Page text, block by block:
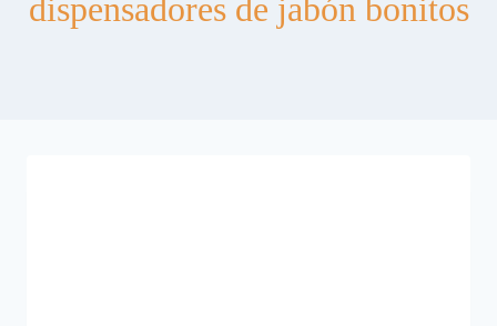
dispensadores de jabón bonitos